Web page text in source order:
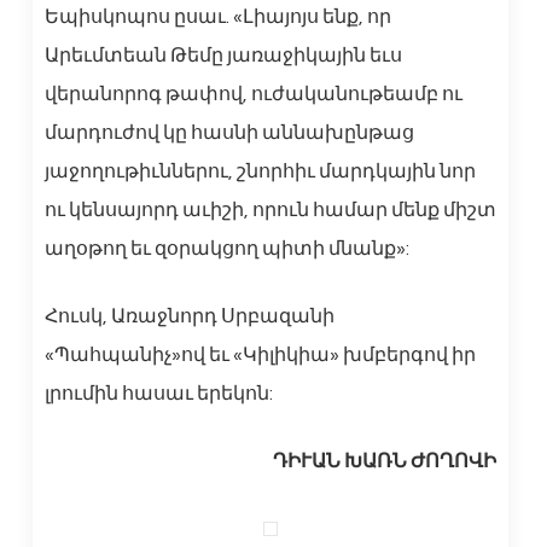
Եպիսկոպոս ըսաւ. «Լիայոյս ենք, որ
Արեւմտեան Թեմը յառաջիկային եւս
վերանորոգ թափով, ուժականութեամբ ու
մարդուժով կը հասնի աննախընթաց
յաջողութիւններու, շնորհիւ մարդկային նոր
ու կենսայորդ աւիշի, որուն համար մենք միշտ
աղօթող եւ զօրակցող պիտի մնանք»:
Հուսկ, Առաջնորդ Սրբազանի
«Պահպանիչ»ով եւ «Կիլիկիա» խմբերգով իր
լրումին հասաւ երեկոն:
ԴԻՒԱՆ ԽԱՌՆ ԺՈՂՈՎԻ